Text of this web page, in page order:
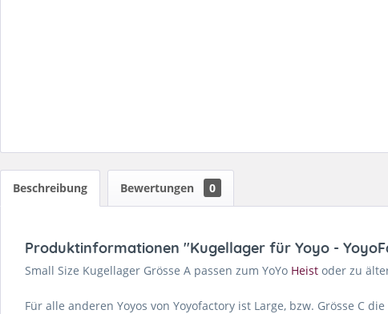
Beschreibung Bewertungen 0
Produktinformationen "Kugellager für Yoyo -
Small Size Kugellager Grösse A passen zum YoYo Heist oder zu
Für alle anderen Yoyos von Yoyofactory ist Large, bzw. Grösse C